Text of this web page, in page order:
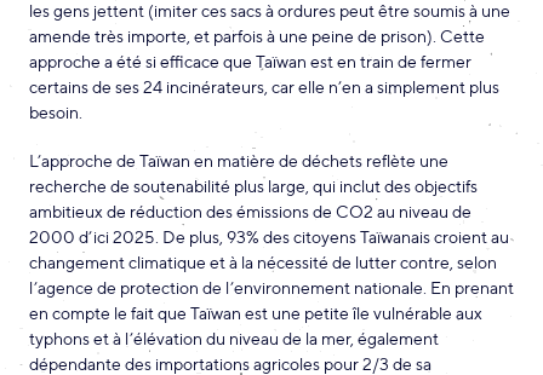
les gens jettent (imiter ces sacs à ordures peut être soumis à une
amende très importe, et parfois à une peine de prison). Cette
approche a été si efficace que Taïwan est en train de fermer
certains de ses 24 incinérateurs, car elle n’en a simplement plus
besoin.
L’approche de Taïwan en matière de déchets reflète une
recherche de soutenabilité plus large, qui inclut des objectifs
ambitieux de réduction des émissions de CO2 au niveau de
2000 d’ici 2025. De plus, 93% des citoyens Taïwanais croient au
changement climatique et à la nécessité de lutter contre, selon
l’agence de protection de l’environnement nationale. En prenant
en compte le fait que Taïwan est une petite île vulnérable aux
typhons et à l’élévation du niveau de la mer, également
dépendante des importations agricoles pour 2/3 de sa